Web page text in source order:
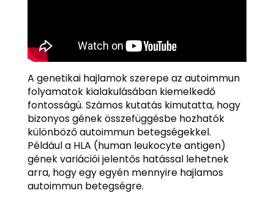
A genetikai hajlamok szerepe az autoimmun
folyamatok kialakulásában kiemelkedő
fontosságú. Számos kutatás kimutatta, hogy
bizonyos gének összefüggésbe hozhatók
különböző autoimmun betegségekkel.
Például a HLA (human leukocyte antigen)
gének variációi jelentős hatással lehetnek
arra, hogy egy egyén mennyire hajlamos
autoimmun betegségre.